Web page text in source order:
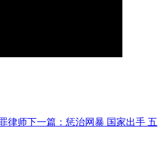
律师下一篇：惩治网暴 国家出手 五